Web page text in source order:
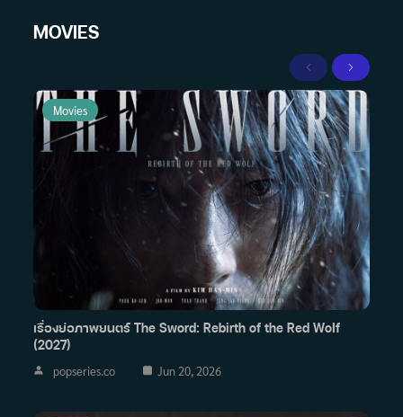
MOVIES
Previous Next
Movies
เรื่องย่อภาพยนตร์ The Sword: Rebirth of the Red Wolf
(2027)
popseries.co Jun 20, 2026